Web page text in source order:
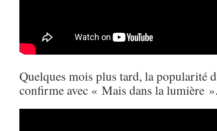
Quelques mois plus tard, la popularité
confirme avec « Mais dans la lumière